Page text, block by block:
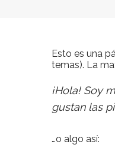
Esto es una
temas). La
¡Hola! Soy
gustan las
…o algo así: